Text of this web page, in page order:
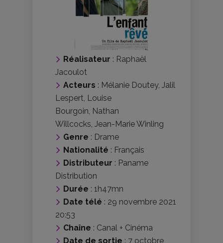
Réalisateur : Raphaël
Jacoulot
Acteurs : Mélanie Doutey, Jalil
Lespert Louise
Bourgoin Nathan
Willcocks Jean-Marie Winling
Genre : Drame
Nationalité : Français
Distributeur : Paname
Distribution
Durée : 1h47mn
Date télé : 29 novembre 2021
20:53
Chaîne : Canal + Cinéma
Date de sortie : 7 octobre